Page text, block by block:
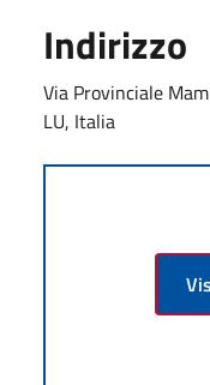
Indirizzo
Via Provinciale
LU, Italia